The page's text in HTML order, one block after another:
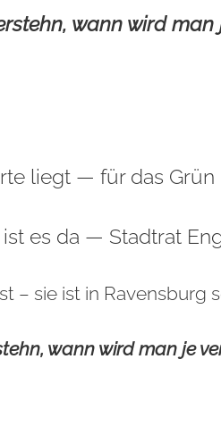
wann wird man
liegt — für das
es da — Stadtrat
– sie ist in Ravensburg
wann wird man je